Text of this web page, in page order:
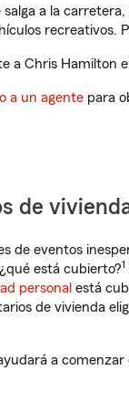
a la
recreativos.
a Chris Hamilton
a un agente para
de
de eventos
está cubierto?1
personal está
de vivienda
a